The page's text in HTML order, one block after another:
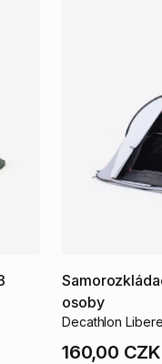
osoby
Decathlon
160,00 CZK